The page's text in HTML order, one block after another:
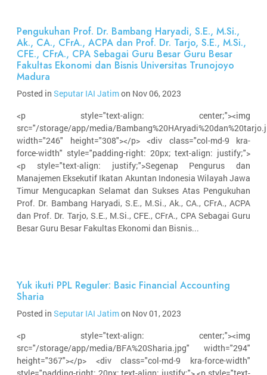
Pengukuhan Prof. Dr. Bambang Haryadi, S.E., M.Si.,
Ak., CA., CFrA., ACPA dan Prof. Dr. Tarjo, S.E., M.Si.,
CFE., CFrA., CPA Sebagai Guru Besar Guru Besar
Fakultas Ekonomi dan Bisnis Universitas Trunojoyo
Madura
Posted in Seputar IAI Jatimon Nov 06, 2023
<p style="text-align: center;"><img
src="/storage/app/media/
width="246" height="308"></p> <div class="col-md-9 kra-
force-width" style="padding-right: 20px; text-align: justify;">
<p style="text-align: justify;">Segenap Pengurus dan
Manajemen Eksekutif Ikatan Akuntan Indonesia Wilayah Jawa
Timur Mengucapkan Selamat dan Sukses Atas Pengukuhan
Prof. Dr. Bambang Haryadi, S.E., M.Si., Ak., CA., CFrA., ACPA
dan Prof. Dr. Tarjo, S.E., M.Si., CFE., CFrA., CPA Sebagai Guru
Besar Guru Besar Fakultas Ekonomi dan Bisnis...
Yuk ikuti PPL Reguler: Basic Financial Accounting
Sharia
Posted in Seputar IAI Jatimon Nov 01, 2023
<p style="text-align: center;"><img
src="/storage/app/media/BFA%20Sharia.jpg" width="294"
height="367"></p> <div class="col-md-9 kra-force-width"
style="padding-right: 20px; text-align: justify;"> <p style="text-